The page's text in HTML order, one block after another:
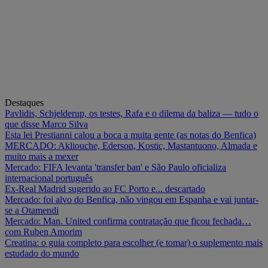
Destaques
Pavlidis, Schjelderup, os testes, Rafa e o dilema da baliza — tudo o
que disse Marco Silva
Esta lei Prestianni calou a boca a muita gente (as notas do Benfica)
MERCADO: Akliouche, Ederson, Kostic, Mastantuono, Almada e
muito mais a mexer
Mercado: FIFA levanta 'transfer ban' e São Paulo oficializa
internacional português
Ex-Real Madrid sugerido ao FC Porto e... descartado
Mercado: foi alvo do Benfica, não vingou em Espanha e vai juntar-
se a Otamendi
Mercado: Man. United confirma contratação que ficou fechada…
com Ruben Amorim
Creatina: o guia completo para escolher (e tomar) o suplemento mais
estudado do mundo